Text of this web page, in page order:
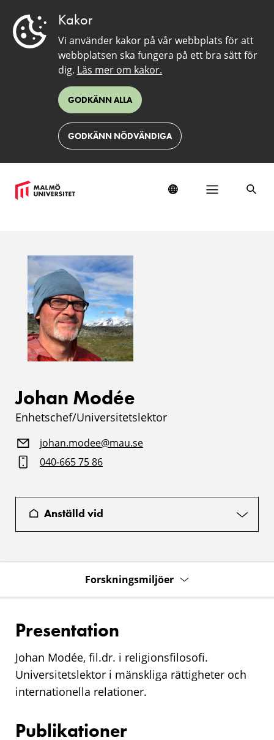
Kakor
Vi använder kakor på vår webbplats för att
webbplatsen ska fungera på ett bra sätt för
dig. Läs mer om kakor.
GODKÄNN ALLA
GODKÄNN NÖDVÄNDIGA
Johan Modée
Enhetschef/Universitetslektor
johan.modee@mau.se
040-665 75 86
Anställd vid
Forskningsmiljöer
Presentation
Johan Modée, fil.dr. i religionsfilosofi.
Universitetslektor i mänskliga rättigheter och
internationella relationer.
Publikationer